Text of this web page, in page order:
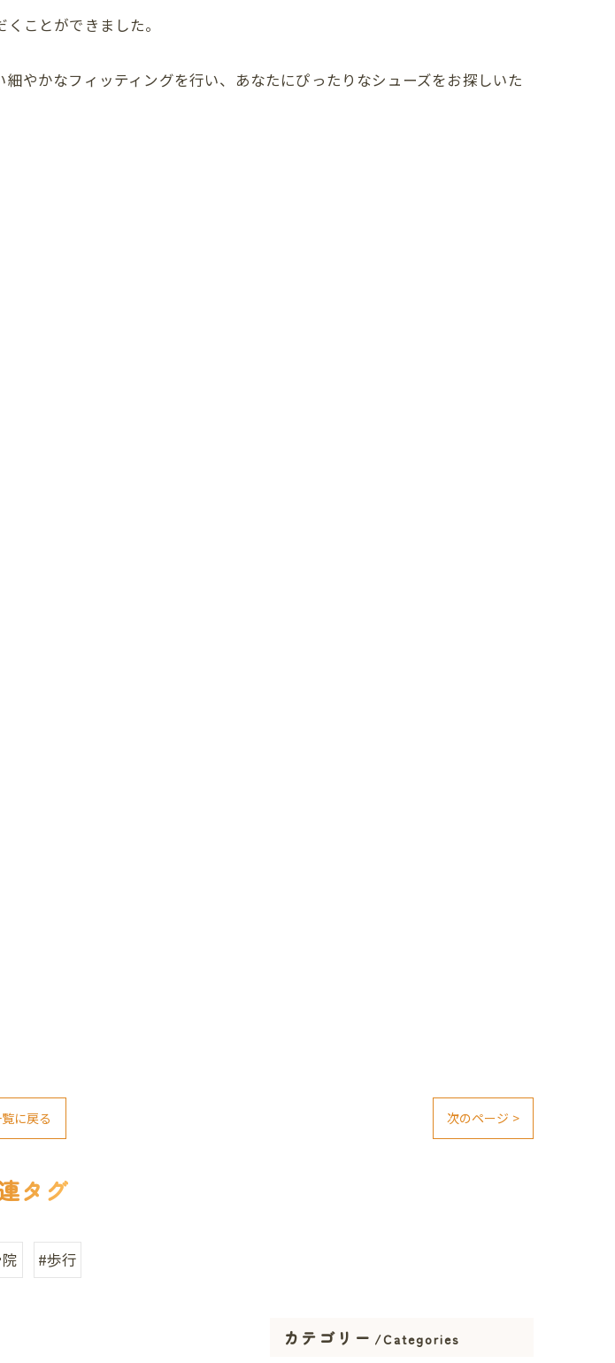
ことができました。
やかなフィッティングを行い、あなたにぴったりなシューズをお探しいた
に戻る 次のページ >
タグ
#歩行
カテゴリー Categories